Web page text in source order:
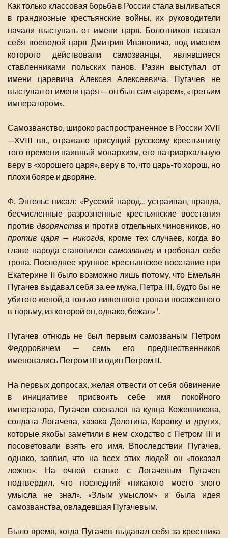
Как только классовая борьба в России стала выливаться
в грандиозные крестьянские войны, их руководители
начали выступать от имени царя. Болотников назвал
себя воеводой царя Дмитрия Ивановича, под именем
которого действовали самозванцы, являвшиеся
ставленниками польских панов. Разин выступал от
имени царевича Алексея Алексеевича. Пугачев не
выступал от имени царя — он был сам «царем», «третьим
императором».
Самозванство, широко распространенное в России XVII
—XVIII вв., отражало присущий русскому крестьянину
того времени наивный монархизм, его патриархальную
веру в «хорошего царя», веру в то, что царь-то хорош, но
плохи бояре и дворяне.
Ф. Энгельс писал: «Русский народ... устраивал, правда,
бесчисленные разрозненные крестьянские восстания
против дворянства и против отдельных чиновников, но
против царя — никогда, кроме тех случаев, когда во
главе народа становился самозванец и требовал себе
трона. Последнее крупное крестьянское восстание при
Екатерине II было возможно лишь потому, что Емельян
Пугачев выдавал себя за ее мужа, Петра III, будто бы не
убитого женой, а только лишенного трона и посаженного
в тюрьму, из которой он, однако, бежал»1.
Пугачев отнюдь не был первым самозваным Петром
Федоровичем — семь его предшественников
именовались Петром III и один Петром II.
На первых допросах, желая отвести от себя обвинение
в инициативе присвоить себе имя покойного
императора, Пугачев сослался на купца Кожевникова,
солдата Логачева, казака Долотина, Коровку и других,
которые якобы заметили в нем сходство с Петром III и
посоветовали взять его имя. Впоследствии Пугачев,
однако, заявил, что на всех этих людей он «показал
ложно». На очной ставке с Логачевым Пугачев
подтвердил, что последний «никакого моего злого
умысла не знал». «Злым умыслом» и была идея
самозванства, овладевшая Пугачевым.
Было время, когда Пугачев выдавал себя за крестника